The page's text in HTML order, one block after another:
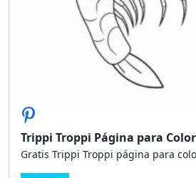
Trippi Troppi Página para
Gratis Trippi Troppi página para